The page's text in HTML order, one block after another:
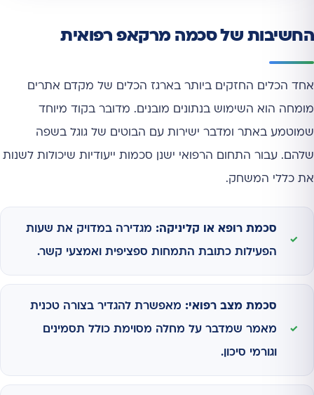
החשיבות של סכמה מרקאפ רפואית
אחד הכלים החזקים ביותר בארגז הכלים של מקדם אתרים
מומחה הוא השימוש בנתונים מובנים. מדובר בקוד מיוחד
שמוטמע באתר ומדבר ישירות עם הבוטים של גוגל בשפה
שלהם. עבור התחום הרפואי ישנן סכמות ייעודיות שיכולות לשנות
את כללי המשחק.
סכמת רופא או קליניקה: מגדירה במדויק את שעות
הפעילות כתובת התמחות ספציפית ואמצעי קשר.
סכמת מצב רפואי: מאפשרת להגדיר בצורה טכנית
מאמר שמדבר על מחלה מסוימת כולל תסמינים
וגורמי סיכון.